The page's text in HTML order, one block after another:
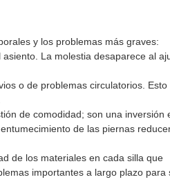
y los problemas más graves:
La molestia desaparece al
o de problemas circulatorios. Esto
de comodidad; son una inversión
de las piernas
de los materiales en cada silla que
importantes a largo plazo para